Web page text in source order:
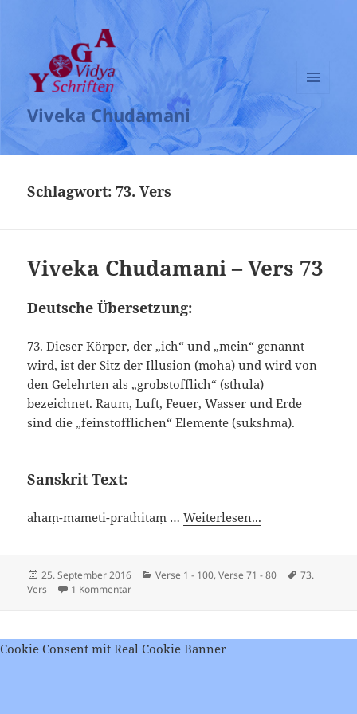
Viveka Chudamani
UND
WIDGETS
Schlagwort:73. Vers
Viveka Chudamani – Vers 73
Deutsche Übersetzung:
73. Dieser Körper, der „ich“ und „mein“ genannt
wird, ist der Sitz der Illusion (moha) und wird von
den Gelehrten als „grobstofflich“ (sthula)
bezeichnet. Raum, Luft, Feuer, Wasser und Erde
sind die „feinstofflichen“ Elemente (sukshma).
Sanskrit Text:
ahaṃ-mameti-prathitaṃ …Weiterlesen...
Veröffentlicht
am
25. September 2016 Kategorien
Verse 1 - 100,Verse 71 - 80
73.
Vers
1 Kommentarzu Viveka Chudamani – Vers 73
Cookie Consent mit Real Cookie Banner